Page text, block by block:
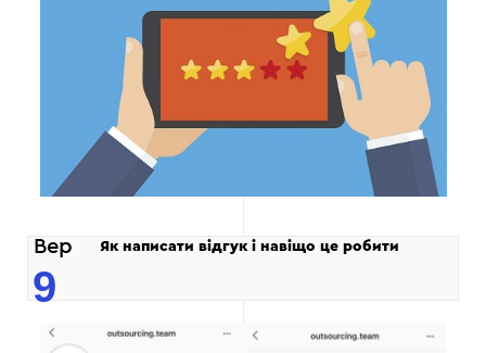
Вер
9
Як написати відгук і навіщо це робити